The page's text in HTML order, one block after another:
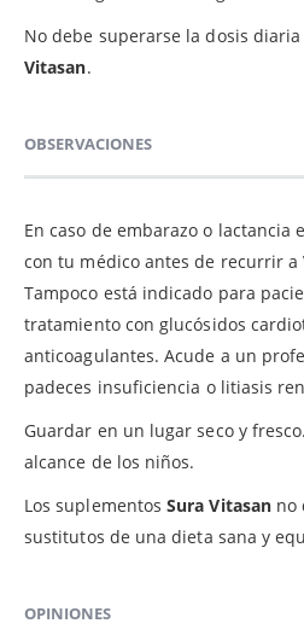
No debe superarse la dosis
Vitasan.
OBSERVACIONES
En caso de embarazo o lactancia
con tu médico antes de recurrir a
Tampoco está indicado para
tratamiento con glucósidos
anticoagulantes. Acude a un
padeces insuficiencia o litiasis
Guardar en un lugar seco y
alcance de los niños.
Los suplementosSura Vitasanno
sustitutos de una dieta sana y
OPINIONES